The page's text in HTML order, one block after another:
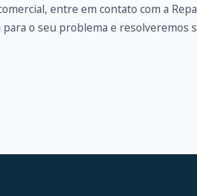
entre em contato com a
para o seu problema e resolveremos